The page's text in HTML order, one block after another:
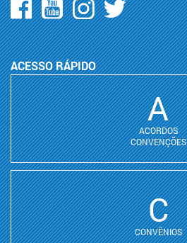
ACESSO RÁPIDO
A
ACORDOS
CONVENÇÕES
C
CONVÊNIOS